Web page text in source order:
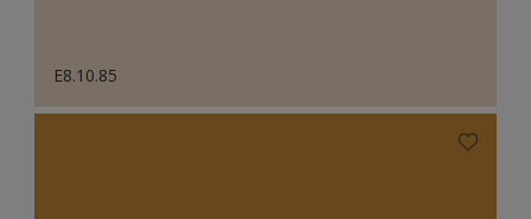
E8.10.85